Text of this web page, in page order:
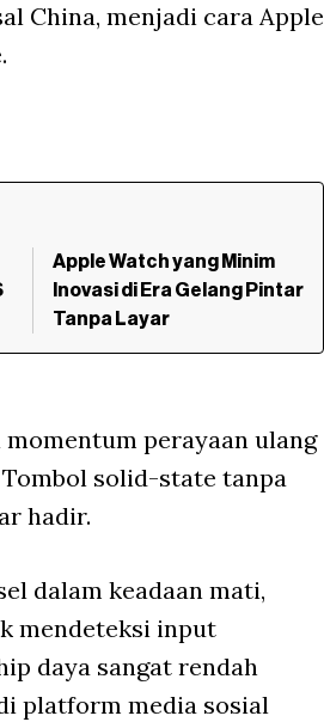
China, menjadi cara Apple
Apple Watch yang Minim
Inovasi di Era Gelang Pintar
Tanpa Layar
perayaan ulang
solid-state tanpa
hadir.
dalam keadaan mati,
mendeteksi input
daya sangat rendah
platform media sosial